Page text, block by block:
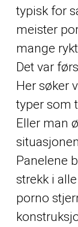
typisk for
meister
mange
Det var
Her søker
typer som
Eller man
Panelene
strekk i
porno